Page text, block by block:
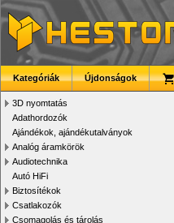
Kategóriák Újdonságok
3D nyomtatás
Adathordozók
Ajándékok, ajándékutalványok
Analóg áramkörök
Audiotechnika
Autó HiFi
Biztosítékok
Csatlakozók
Csomagolás és tárolás